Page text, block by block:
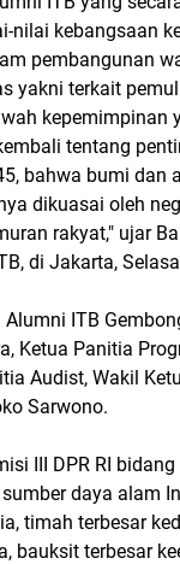
nilai kebangsaan
pembangunan
yakni terkait
kepemimpinan
tentang
bahwa bumi dan
dikuasai oleh
rakyat," ujar
di Jakarta,
ITB
Ketua Panitia
Audist, Wakil
Sarwono.
III DPR RI
daya alam
timah terbesar
bauksit terbesar